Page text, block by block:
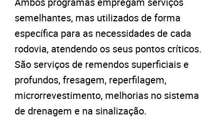
semelhantes, mas utilizados de forma
específica para as necessidades de cada
rodovia, atendendo os seus pontos críticos.
São serviços de remendos superficiais e
profundos, fresagem, reperfilagem,
microrrevestimento, melhorias no sistema
de drenagem e na sinalização.